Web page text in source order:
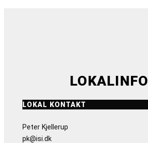
LOKALINFO
LOKAL KONTAKT
Peter Kjellerup
pk@isi.dk